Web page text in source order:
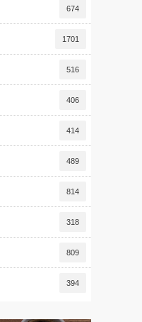
674
1701
516
406
414
489
814
318
809
394